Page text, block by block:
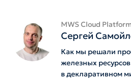
MWS Cloud
Сергей
Как мы решали
железных
в декларативном